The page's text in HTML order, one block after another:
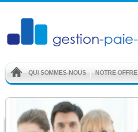
QUI SOMMES-NOUS NOTRE OFFRE